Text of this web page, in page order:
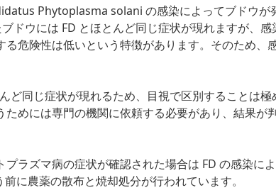
Phytoplasma solani の感染によってブドウが
ドウには FD とほとんど同じ症状が現れますが、感
る危険性は低いという特徴があります。そのため、
ど同じ症状が現れるため、目視で区別することは
ためには専門の機関に依頼する必要があり、結果が
プラズマ病の症状が確認された場合は FD の感染に
に農薬の散布と焼却処分が行われています。